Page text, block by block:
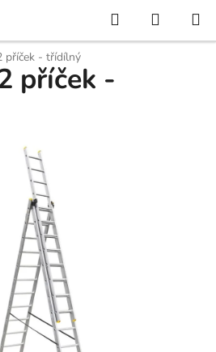
Hledat
KOŠÍK
příček - třídílný
příček -